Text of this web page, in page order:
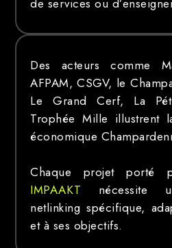
de services ou
Des acteurs comme
AFPAM, CSGV, le
Le Grand Cerf, La
Trophée Mille illustrent
économique
Chaque projet porté
IMPAAKT nécessite
netlinking spécifique,
et à ses objectifs.